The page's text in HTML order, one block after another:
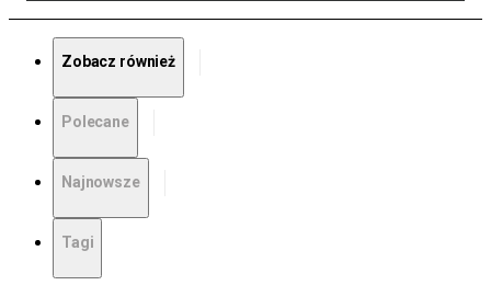
Zobacz również
Polecane
Najnowsze
Tagi